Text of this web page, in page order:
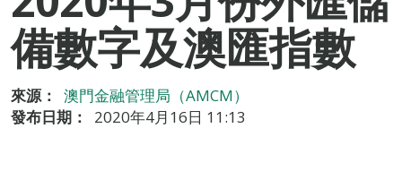
備數字及澳匯指數
來源：
澳門金融管理局（AMCM）
發布日期：
2020年4月16日 11:13